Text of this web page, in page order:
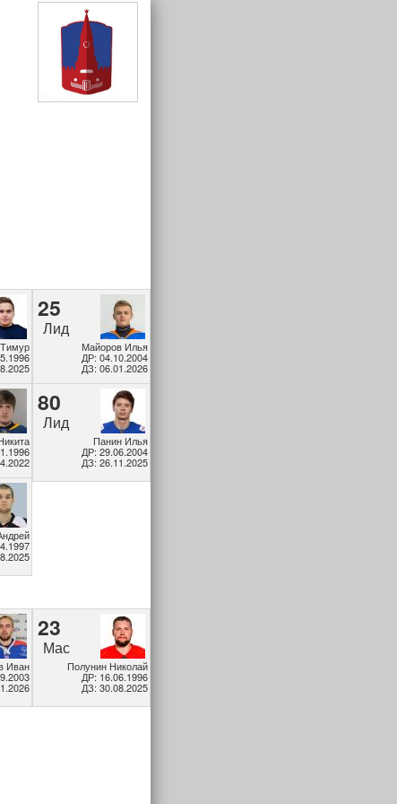
25
Лид
Майоров Илья
ДР: 04.10.2004
ДЗ: 06.01.2026
80
Лид
Панин Илья
ДР: 29.06.2004
ДЗ: 26.11.2025
Иван
23
Мас
Полунин Николай
ДР: 16.06.1996
ДЗ: 30.08.2025